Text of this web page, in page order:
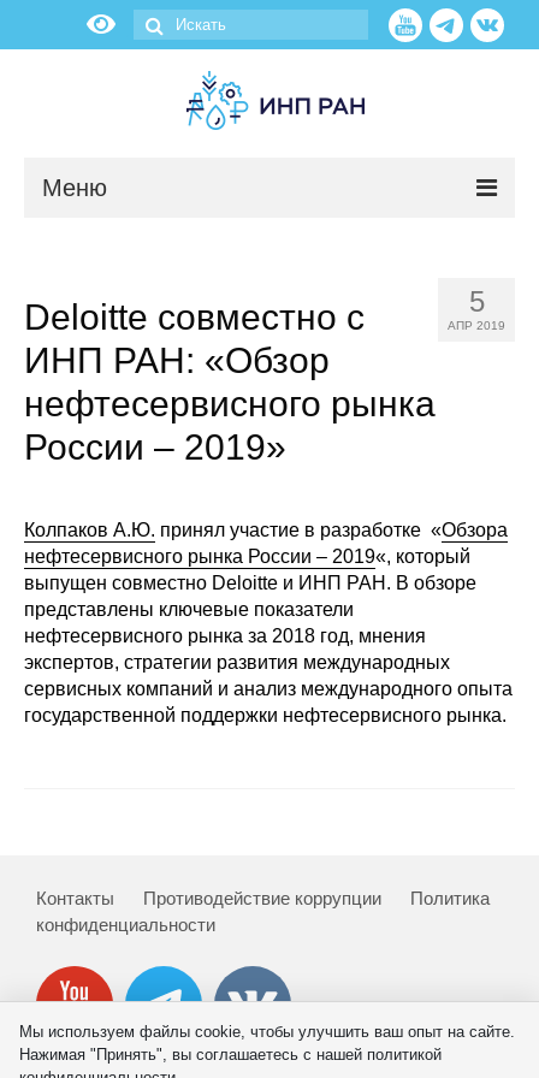
Меню
О нас
Об институте
Научные подразделения
Сотрудники
Отчетность
Противодействие коррупции
Материалы для СМИ
Издания
О журнале
Номера журналов
5
АПР 2019
Deloitte совместно с
ИНП РАН: «Обзор
нефтесервисного рынка
России – 2019»
Колпаков А.Ю. принял участие в разработке «Обзора
нефтесервисного рынка России – 2019«, который
выпущен совместно Deloitte и ИНП РАН. В обзоре
представлены ключевые показатели
нефтесервисного рынка за 2018 год, мнения
экспертов, стратегии развития международных
сервисных компаний и анализ международного опыта
государственной поддержки нефтесервисного рынка.
Контакты Противодействие коррупции
Политика
конфиденциальности
Мы используем файлы cookie, чтобы улучшить ваш опыт на сайте.
Нажимая "Принять", вы соглашаетесь с нашей политикой